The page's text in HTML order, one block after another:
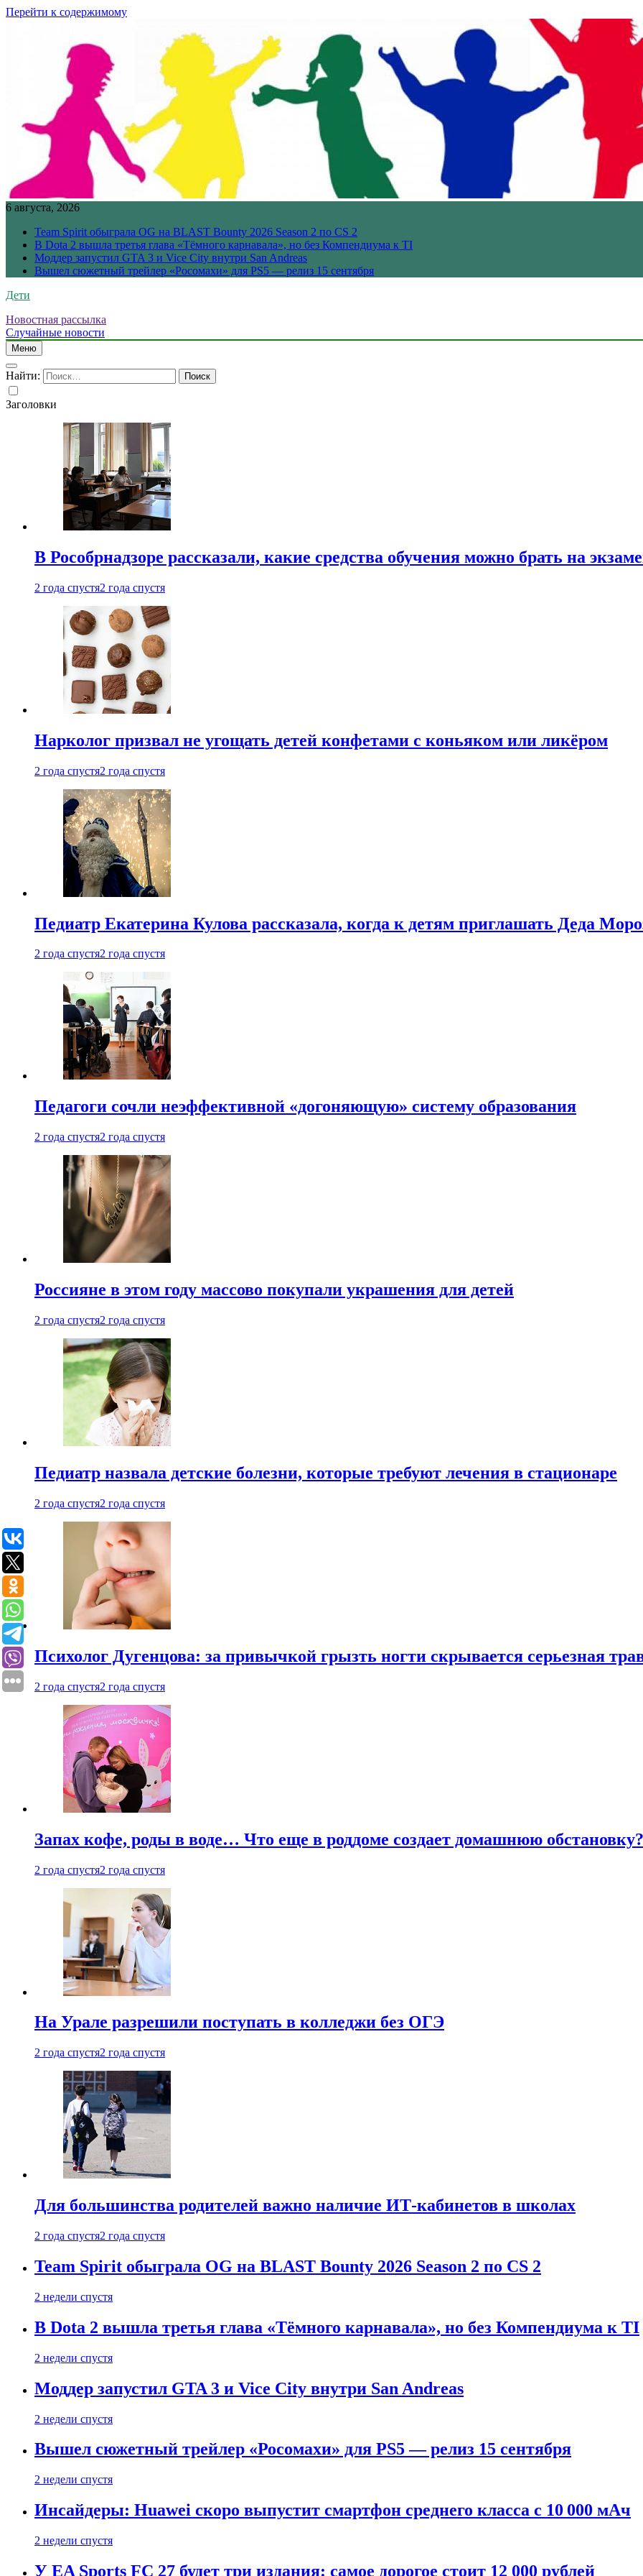
Перейти к содержимому
6 августа, 2026
Team Spirit обыграла OG на BLAST Bounty 2026 Season 2 по CS 2
В Dota 2 вышла третья глава «Тёмного карнавала», но без Компендиума к TI
Моддер запустил GTA 3 и Vice City внутри San Andreas
Вышел сюжетный трейлер «Росомахи» для PS5 — релиз 15 сентября
Дети
Новостная рассылка
Случайные новости
Меню
Найти:
Заголовки
В Рособрнадзоре рассказали, какие средства обучения можно брать на
2 года спустя2 года спустя
Нарколог призвал не угощать детей конфетами с коньяком или ликёром
2 года спустя2 года спустя
Педиатр Екатерина Кулова рассказала, когда к детям приглашать Деда
2 года спустя2 года спустя
Педагоги сочли неэффективной «догоняющую» систему образования
2 года спустя2 года спустя
Россияне в этом году массово покупали украшения для детей
2 года спустя2 года спустя
Педиатр назвала детские болезни, которые требуют лечения в стационаре
2 года спустя2 года спустя
Психолог Дугенцова: за привычкой грызть ногти скрывается серьезная
2 года спустя2 года спустя
Запах кофе, роды в воде… Что еще в роддоме создает домашнюю обстановку?
2 года спустя2 года спустя
На Урале разрешили поступать в колледжи без ОГЭ
2 года спустя2 года спустя
Для большинства родителей важно наличие ИТ-кабинетов в школах
2 года спустя2 года спустя
Team Spirit обыграла OG на BLAST Bounty 2026 Season 2 по CS 2
2 недели спустя
В Dota 2 вышла третья глава «Тёмного карнавала», но без Компендиума к TI
2 недели спустя
Моддер запустил GTA 3 и Vice City внутри San Andreas
2 недели спустя
Вышел сюжетный трейлер «Росомахи» для PS5 — релиз 15 сентября
2 недели спустя
Инсайдеры: Huawei скоро выпустит смартфон среднего класса с 10 000 мАч
2 недели спустя
У EA Sports FC 27 будет три издания: самое дорогое стоит 12 000 рублей